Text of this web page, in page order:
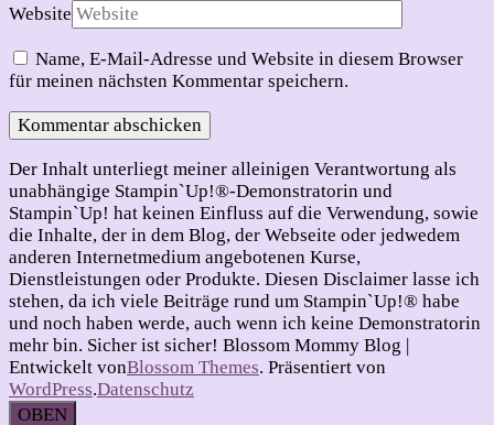
Website
Name, E-Mail-Adresse und Website in diesem Browser
für meinen nächsten Kommentar speichern.
Der Inhalt unterliegt meiner alleinigen Verantwortung als
unabhängige Stampin`Up!®-Demonstratorin und
Stampin`Up! hat keinen Einfluss auf die Verwendung, sowie
die Inhalte, der in dem Blog, der Webseite oder jedwedem
anderen Internetmedium angebotenen Kurse,
Dienstleistungen oder Produkte. Diesen Disclaimer lasse ich
stehen, da ich viele Beiträge rund um Stampin`Up!® habe
und noch haben werde, auch wenn ich keine Demonstratorin
mehr bin. Sicher ist sicher! Blossom Mommy Blog |
Entwickelt vonBlossom Themes. Präsentiert von
WordPress.Datenschutz
OBEN